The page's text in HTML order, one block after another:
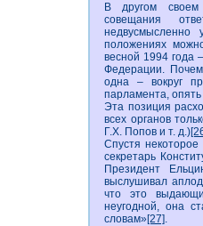
В другом своем
совещания
положениях
весной 1994 года
Федерации.
одна – вокруг
парламента,
Эта позиция
всех органов
Г.Х. Попов и т. д.)
Спустя
секретарь
Президент
выслушивал
что это
неугодной, она
словам»[27].